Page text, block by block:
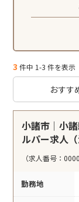
3件中 1-3 件を表示
おすす
小諸市｜小
ルパー求人（
（求人番号：
勤務地